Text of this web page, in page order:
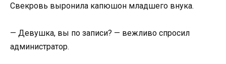
Свекровь выронила капюшон младшего внука.
— Девушка, вы по записи? — вежливо спросил
администратор.